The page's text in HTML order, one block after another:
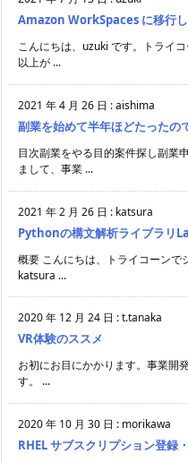
Amazon WorkSpaces に移行
こんにちは、uzuki です。トライ
以上が ...
2021 年 4 月 26 日 :aishima
副業を始めて半年ほどたったの
目次副業をやる目的案件探し副業
まして、事業 ...
2021 年 2 月 26 日 : katsura
Pythonの構文解析ライブラリ
概要 こんにちは、トライコーンで
katsura ...
2020 年 12 月 24 日 :t.tanaka
VR体験のススメ
お初にお目にかかります。事業開
す。 ...
2020 年 10 月 30 日 : morikawa
RHEL サブスクリプション登録